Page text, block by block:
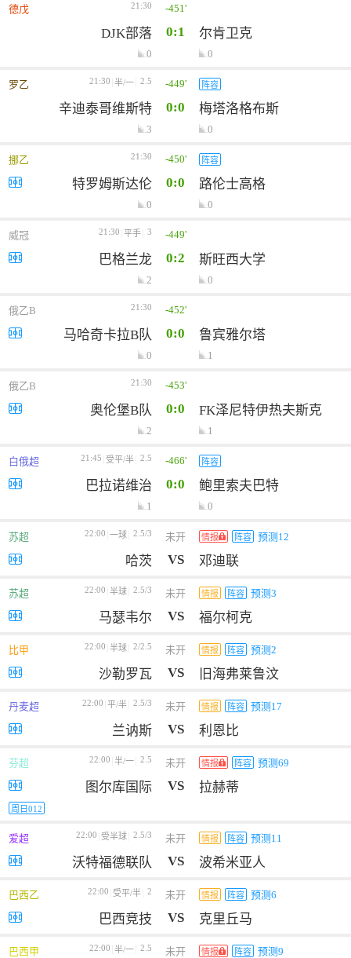
德戊 21:30 -451'
DJK部落 0:1 尔肯卫克
0 0
罗乙 21:30 半/一 2.5 -449' 阵容
辛迪泰哥维斯特 0:0 梅塔洛格布斯
3 0
挪乙 21:30 -450' 阵容
特罗姆斯达伦 0:0 路伦士高格
0 0
威冠 21:30 平手 3 -449'
巴格兰龙 0:2 斯旺西大学
2 0
俄乙B 21:30 -452'
马哈奇卡拉B队 0:0 鲁宾雅尔塔
0 1
俄乙B 21:30 -453'
奥伦堡B队 0:0 FK泽尼特伊热夫斯克
2 1
白俄超 21:45 受平/半 2.5 -466' 阵容
巴拉诺维治 0:0 鲍里索夫巴特
1 0
苏超 22:00 一球 2.5/3 未开 情报 阵容 预测12
哈茨 VS 邓迪联
苏超 22:00 半球 2.5/3 未开 情报 阵容 预测3
马瑟韦尔 VS 福尔柯克
比甲 22:00 半球 2/2.5 未开 情报 阵容 预测2
沙勒罗瓦 VS 旧海弗莱鲁汶
丹麦超 22:00 平/半 2.5/3 未开 情报 阵容 预测17
兰讷斯 VS 利恩比
芬超 22:00 半/一 2.5 未开 情报 阵容 预测69
图尔库国际 VS 拉赫蒂
周日012
爱超 22:00 受半球 2.5/3 未开 情报 阵容 预测11
沃特福德联队 VS 波希米亚人
巴西乙 22:00 受平/半 2 未开 情报 阵容 预测6
巴西竞技 VS 克里丘马
巴西甲 22:00 半/一 2.5 未开 情报 阵容 预测9